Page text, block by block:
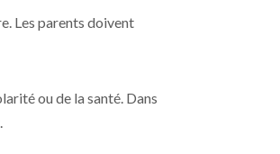
Les parents doivent
ou de la santé. Dans